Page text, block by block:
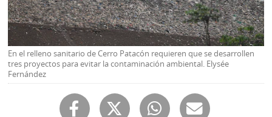
SERVICIOS
E-
Paper
Buscador
Comunicados
Contenido
de
marcas
RSS
En el relleno sanitario de Cerro Patacón requieren que se desarrollen
tres proyectos para evitar la contaminación ambiental. Elysée
Fernández